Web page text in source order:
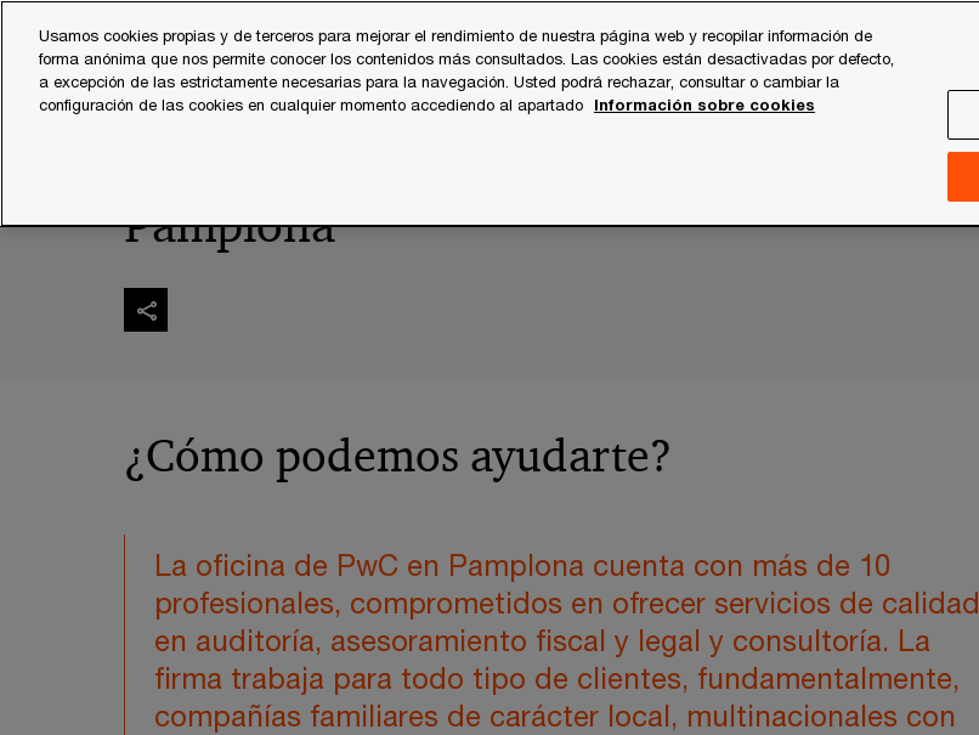
content
footer
Servicios Sectores Temas clave Quiénes somos
Pamplona
¿Cómo podemos ayudarte?
La oficina de PwC en Pamplona cuenta con más de 10
profesionales, comprometidos en ofrecer servicios de calidad
en auditoría, asesoramiento fiscal y legal y consultoría. La
firma trabaja para todo tipo de clientes, fundamentalmente,
compañías familiares de carácter local, multinacionales con
Usamos cookies propias y de terceros para mejorar el rendimiento de nuestra página web y recopilar información de
forma anónima que nos permite conocer los contenidos más consultados. Las cookies están desactivadas por defecto,
a excepción de las estrictamente necesarias para la navegación. Usted podrá rechazar, consultar o cambiar la
configuración de las cookies en cualquier momento accediendo al apartado
Información sobre cookies